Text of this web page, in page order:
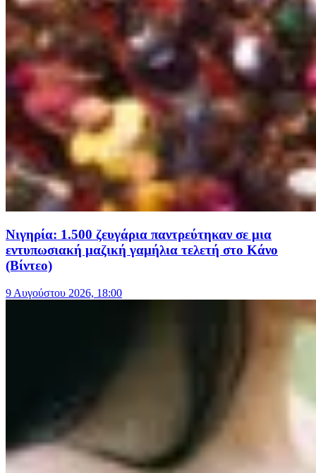
Νιγηρία: 1.500 ζευγάρια παντρεύτηκαν σε μια
εντυπωσιακή μαζική γαμήλια τελετή στο Κάνο
(Βίντεο)
9 Αυγούστου 2026, 18:00